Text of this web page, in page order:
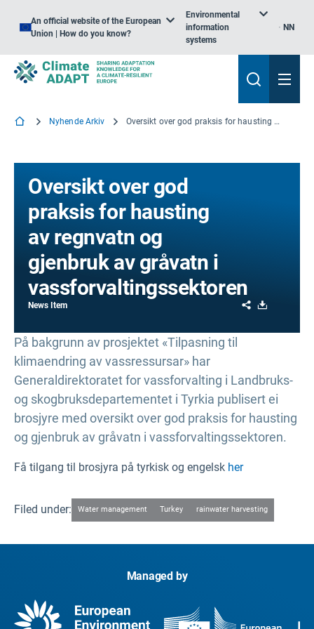
An official website of the European
Union | How do you know?
Environmental
information
systems
NN
Nyhende Arkiv Oversikt over god praksis for hausting av regnvatn og gjenbruk av gråvatn i vassforvaltingssektoren
Oversikt over god
praksis for hausting
av regnvatn og
gjenbruk av gråvatn i
vassforvaltingssektoren
News Item Share
På bakgrunn av prosjektet «Tilpasning til
klimaendring av vassressursar» har
Generaldirektoratet for vassforvalting i Landbruks-
og skogbruksdepartementet i Tyrkia publisert ei
brosjyre med oversikt over god praksis for hausting
og gjenbruk av gråvatn i vassforvaltingssektoren.
Få tilgang til brosjyra på tyrkisk og engelsk her
Filed under: Water management Turkey rainwater harvesting
Managed by